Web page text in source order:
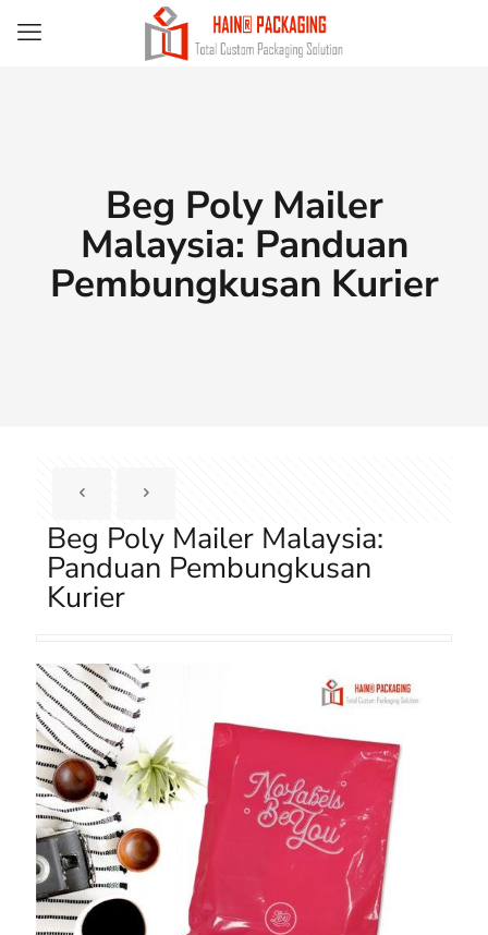
Beg Poly Mailer
Malaysia: Panduan
Pembungkusan Kurier
Beg Poly Mailer Malaysia:
Panduan Pembungkusan
Kurier